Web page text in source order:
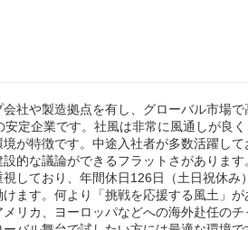
社や製造拠点を有し、グローバル市場
安定企業です。社風は非常に風通しが良
が特徴です。中途入社者が多数活躍して
的な議論ができるフラットさがあります
しており、年間休日126日（土日祝休み
けます。何より「挑戦を応援する風土」が
リカ、ヨーロッパなどへの海外赴任のチ